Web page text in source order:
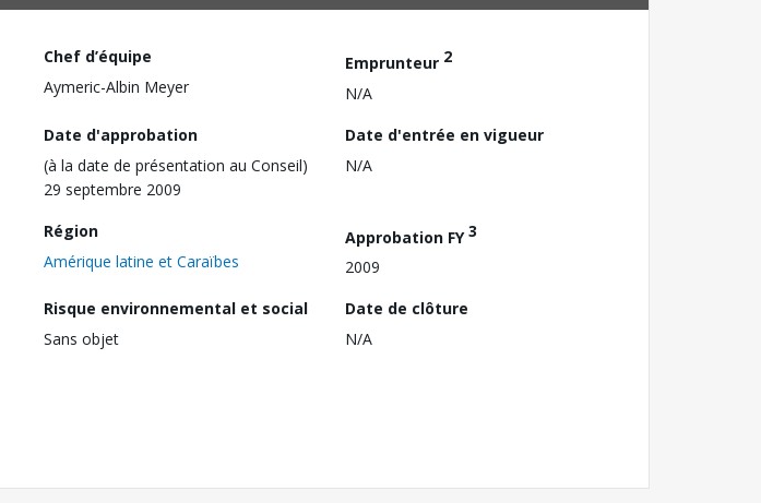
Chef d’équipe
Aymeric-Albin Meyer
Emprunteur 2
N/A
Date d'approbation
(à la date de présentation au Conseil)
29 septembre 2009
Date d'entrée en vigueur
N/A
Région
Amérique latine et Caraïbes
Approbation FY3
2009
Risque environnemental et social
Sans objet
Date de clôture
N/A